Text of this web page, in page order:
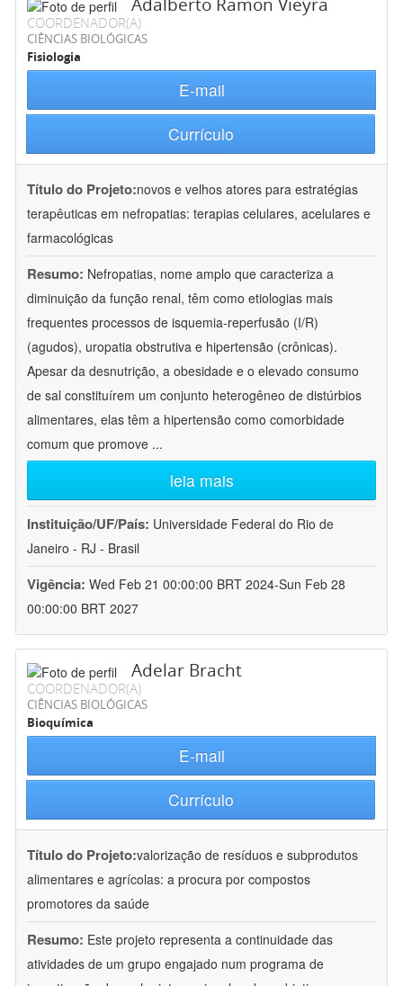
COORDENADOR(A)
CIÊNCIAS BIOLÓGICAS
Fisiologia
E-mail
Currículo
Título do Projeto:novos e velhos atores para estratégias
terapêuticas em nefropatias: terapias celulares, acelulares e
farmacológicas
Resumo: Nefropatias, nome amplo que caracteriza a
diminuição da função renal, têm como etiologias mais
frequentes processos de isquemia-reperfusão (I/R)
(agudos), uropatia obstrutiva e hipertensão (crônicas).
Apesar da desnutrição, a obesidade e o elevado consumo
de sal constituírem um conjunto heterogêneo de distúrbios
alimentares, elas têm a hipertensão como comorbidade
comum que promove ...
leia mais
Instituição/UF/País: Universidade Federal do Rio de
Janeiro - RJ - Brasil
Vigência: Wed Feb 21 00:00:00 BRT 2024-Sun Feb 28
00:00:00 BRT 2027
Adelar Bracht
COORDENADOR(A)
CIÊNCIAS BIOLÓGICAS
Bioquímica
E-mail
Currículo
Título do Projeto:valorização de resíduos e subprodutos
alimentares e agrícolas: a procura por compostos
promotores da saúde
Resumo: Este projeto representa a continuidade das
atividades de um grupo engajado num programa de